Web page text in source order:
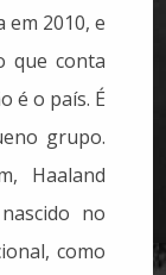
em 2010, e
que conta
é o país. É
grupo.
Haaland
no
como